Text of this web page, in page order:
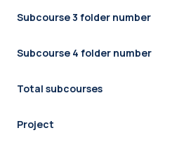
Subcourse 3 folder number
Subcourse 4 folder number
Total subcourses
Project